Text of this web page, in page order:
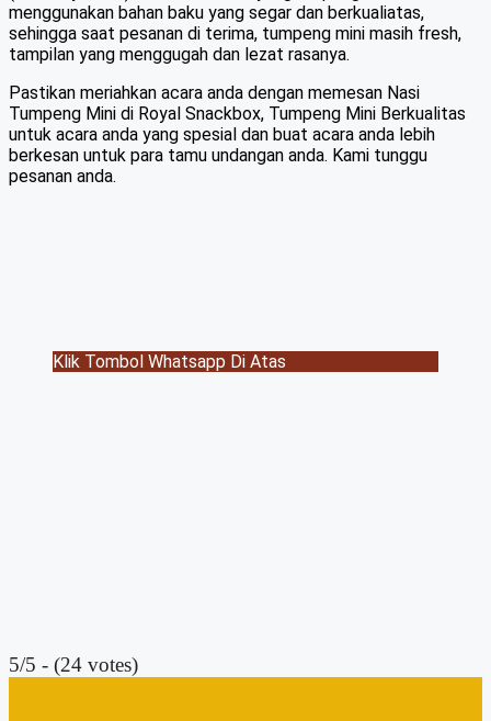
menggunakan bahan baku yang segar dan berkualiatas,
sehingga saat pesanan di terima, tumpeng mini masih fresh,
tampilan yang menggugah dan lezat rasanya.
Pastikan meriahkan acara anda dengan memesan Nasi
Tumpeng Mini di Royal Snackbox, Tumpeng Mini Berkualitas
untuk acara anda yang spesial dan buat acara anda lebih
berkesan untuk para tamu undangan anda. Kami tunggu
pesanan anda.
Klik Tombol Whatsapp Di Atas
5/5 - (24 votes)